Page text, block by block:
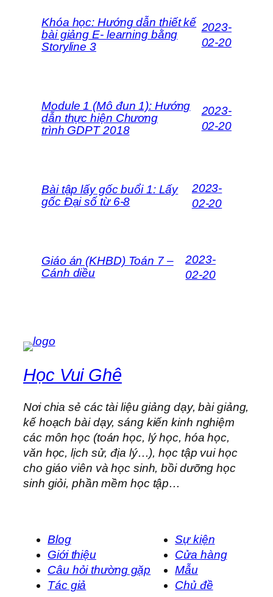
Khóa học: Hướng dẫn thiết kế
bài giảng E- learning bằng
Storyline 3
2023-
02-20
Module 1 (Mô đun 1): Hướng
dẫn thực hiện Chương
trình GDPT 2018
2023-
02-20
Bài tập lấy gốc buổi 1: Lấy
gốc Đại số từ 6-8
2023-
02-20
Giáo án (KHBD) Toán 7 –
Cánh diều
2023-
02-20
Học Vui Ghê
Nơi chia sẻ các tài liệu giảng dạy, bài giảng,
kế hoạch bài dạy, sáng kiến kinh nghiệm
các môn học (toán học, lý học, hóa học,
văn học, lịch sử, địa lý…), học tập vui học
cho giáo viên và học sinh, bồi dưỡng học
sinh giỏi, phần mềm học tập…
Blog
Giới thiệu
Câu hỏi thường gặp
Tác giả
Sự kiện
Cửa hàng
Mẫu
Chủ đề